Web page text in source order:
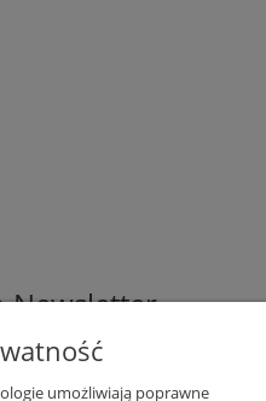
Newsletter
umożliwiają poprawne